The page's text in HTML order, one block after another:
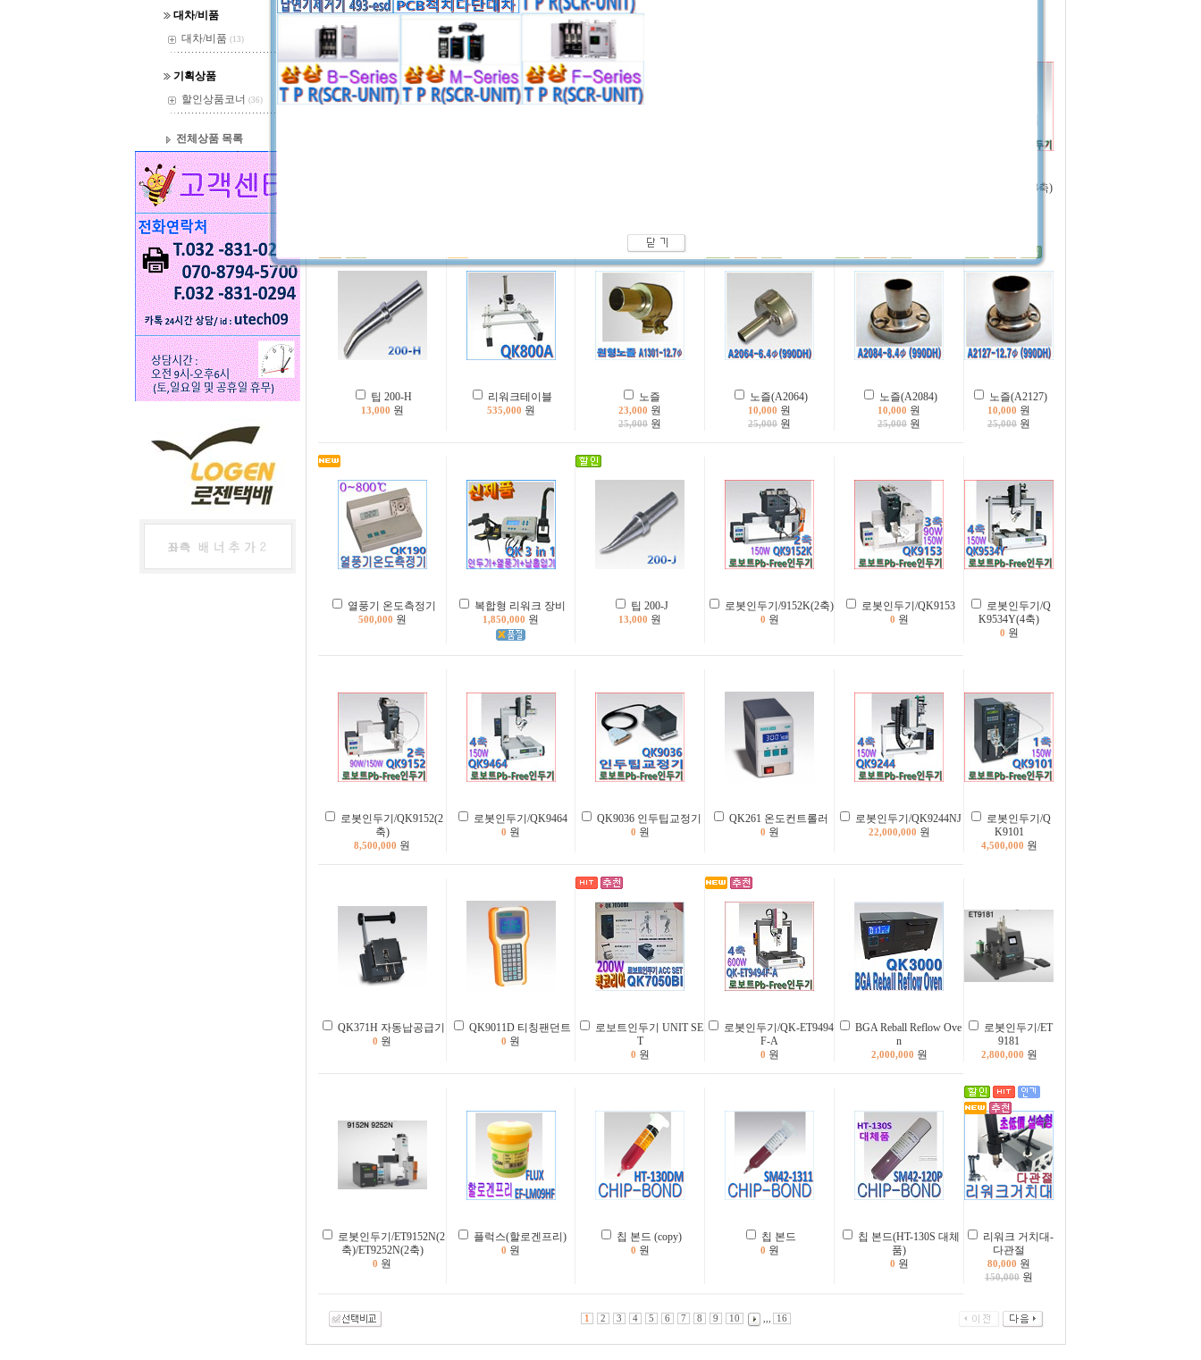
대차/비품
대차/비품 (13)
기획상품
할인상품코너 (36)
전체상품 목록
150,000 0
QK9320A(3축)
팁 200-H
13,000 원
리워크테이블
535,000 원
노즐
23,000 원
25,000 원
노즐(A2064)
10,000 원
25,000 원
노즐(A2084)
10,000 원
25,000 원
노즐(A2127)
10,000 원
25,000 원
열풍기 온도측정기
500,000 원
복합형 리워크 장비
1,850,000 원
팁 200-J
13,000 원
로봇인두기/9152K(2축)
0 원
로봇인두기/QK9153
0 원
로봇인두기/Q
K9534Y(4축)
0 원
로봇인두기/QK9152(2
축)
8,500,000 원
로봇인두기/QK9464
0 원
QK9036 인두팁교정기
0 원
QK261 온도컨트롤러
0 원
로봇인두기/QK9244NJ
22,000,000 원
로봇인두기/Q
K9101
4,500,000 원
QK371H 자동납공급기
0 원
QK9011D 티칭팬던트
0 원
로보트인두기 UNIT SE
T
0 원
로봇인두기/QK-ET9494
F-A
0 원
BGA Reball Reflow Ove
n
2,000,000 원
로봇인두기/ET
9181
2,800,000 원
로봇인두기/ET9152N(2
축)/ET9252N(2축)
0 원
플럭스(할로겐프리)
0 원
칩 본드 (copy)
0 원
칩 본드
0 원
칩 본드(HT-130S 대체
품)
0 원
리워크 거치대-
다관절
80,000 원
150,000 원
1 2 3 4 5 6 7 8 9 10 ,,, 16